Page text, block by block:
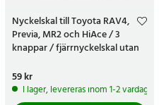
Nyckelskal till Toyota RAV4,
Previa, MR2 och HiAce / 3
knappar / fjärrnyckelskal utan
Pris:
59 kr
I lager, levereras inom 1-2 vardagar